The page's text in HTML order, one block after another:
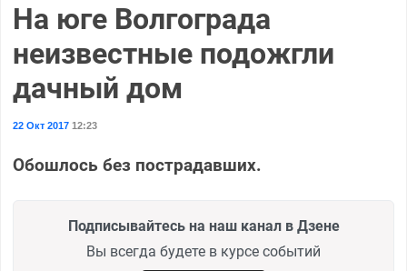
На юге Волгограда
неизвестные подожгли
дачный дом
22 Окт 201712:23
Обошлось без пострадавших.
Подписывайтесь на наш канал в Дзене
Вы всегда будете в курсе событий